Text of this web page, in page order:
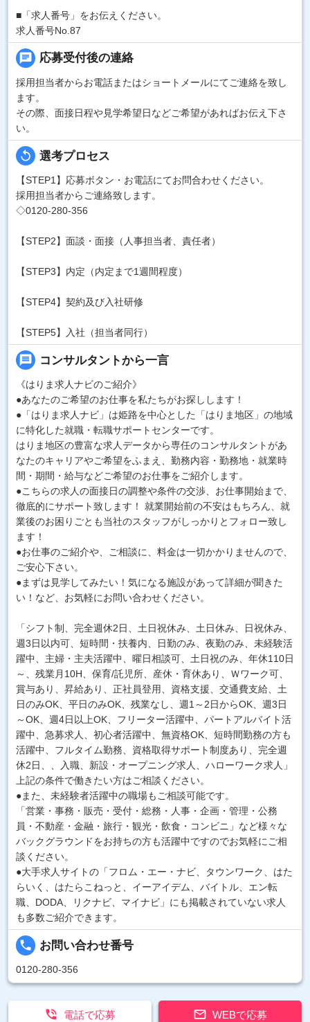
■「求人番号」をお伝えください。
求人番号No.87
chat 応募受付後の連絡
採用担当者からお電話またはショートメールにてご連絡を致し
ます。
その際、面接日程や見学希望日などご希望があればお伝え下さ
い。
replay 選考プロセス
【STEP1】応募ボタン・お電話にてお問合わせください。
採用担当者からご連絡致します。
◇0120-280-356
【STEP2】面談・面接（人事担当者、責任者）
【STEP3】内定（内定まで1週間程度）
【STEP4】契約及び入社研修
【STEP5】入社（担当者同行）
message コンサルタントから一言
《はりま求人ナビのご紹介》
●あなたのご希望のお仕事を私たちがお探しします！
●「はりま求人ナビ」は姫路を中心とした「はりま地区」の地域
に特化した就職・転職サポートセンターです。
はりま地区の豊富な求人データから専任のコンサルタントがあ
なたのキャリアやご希望をふまえ、勤務内容・勤務地・就業時
間・期間・給与などご希望のお仕事をご紹介します。
●こちらの求人の面接日の調整や条件の交渉、お仕事開始まで、
徹底的にサポート致します！ 就業開始前の不安はもちろん、就
業後のお困りごとも当社のスタッフがしっかりとフォロー致し
ます！
●お仕事のご紹介や、ご相談に、料金は一切かかりませんので、
ご安心下さい。
●まずは見学してみたい！気になる施設があって詳細が聞きた
い！など、お気軽にお問い合わせください。
「シフト制、完全週休2日、土日祝休み、土日休み、日祝休み、
週3日以内可、短時間・扶養内、日勤のみ、夜勤のみ、未経験活
躍中、主婦・主夫活躍中、曜日相談可、土日祝のみ、年休110日
～、残業月10H、保育/託児所、産休・育休あり、Ｗワーク可、
賞与あり、昇給あり、正社員登用、資格支援、交通費支給、土
日のみOK、平日のみOK、残業なし、週1～2日からOK、週3日
～OK、週4日以上OK、フリーター活躍中、パートアルバイト活
躍中、急募求人、初心者活躍中、無資格OK、短時間勤務の方も
活躍中、フルタイム勤務、資格取得サポート制度あり、完全週
休2日、、入職、新設・オープニング求人、ハローワーク求人」
上記の条件で働きたい方はご相談ください。
●また、未経験者活躍中の職場もご相談可能です。
「営業・事務・販売・受付・総務・人事・企画・管理・公務
員・不動産・金融・旅行・観光・飲食・コンビニ」など様々な
バックグラウンドをお持ちの方も活躍中ですのでお気軽にご相
談ください。
●大手求人サイトの「フロム・エー・ナビ、タウンワーク、はた
らいく、はたらこねっと、イーアイデム、バイトル、エン転
職、DODA、リクナビ、マイナビ」にも掲載されていない求人
も多数ご紹介できます。
local_phone お問い合わせ番号
0120-280-356
 WEBで応募
 電話で応募